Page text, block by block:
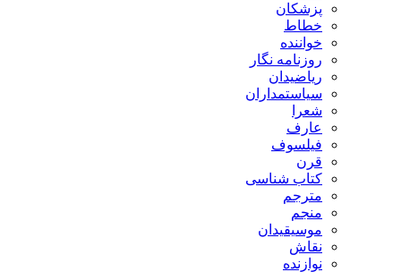
پزشکان
خطاط
خواننده
روزنامه نگار
ریاضیدان
سیاستمداران
شعرا
عارف
فیلسوف
قرن
کتاب شناسی
مترجم
منجم
موسیقیدان
نقاش
نوازنده